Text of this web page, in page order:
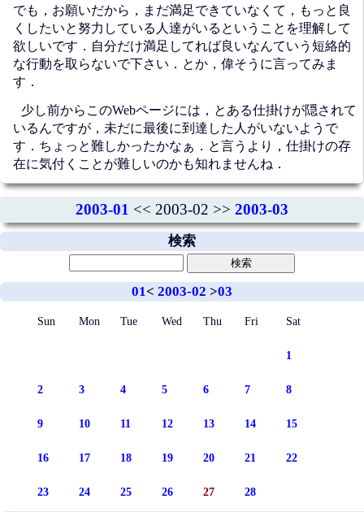
でも，お願いだから，まだ満足できていなくて，もっと良
くしたいと努力している人達がいるということを理解して
欲しいです．自分だけ満足してれば良いなんていう短絡的
な行動を取らないで下さい．とか，偉そうに言ってみま
す．
少し前からこのWebページには，とある仕掛けが隠されて
いるんですが，未だに最後に到達した人がいないようで
す．ちょっと難しかったかなぁ．と言うより，仕掛けの存
在に気付くことが難しいのかも知れませんね．
2003-01 << 2003-02 >> 2003-03
検索
01< 2003-02 >03
Sun Mon Tue Wed Thu Fri Sat
1
2 3 4 5 6 7 8
9 10 11 12 13 14 15
16 17 18 19 20 21 22
23 24 25 26 27 28